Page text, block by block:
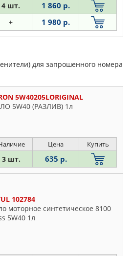
4 шт. 1 860 р.
+ 1 980 р.
для запрошенного номера
5W40205LORIGINAL
5W40 (РАЗЛИВ) 1л
Цена Купить
3 шт. 635 р.
102784
моторное синтетическое 8100
5W40 1л